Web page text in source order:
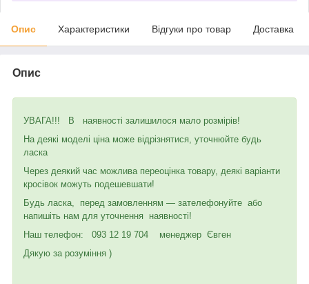
Опис Характеристики Відгуки про товар Доставка
Опис
УВАГА!!! В наявності залишилося мало розмірів!
На деякі моделі ціна може відрізнятися, уточнюйте будь
ласка
Через деякий час можлива переоцінка товару, деякі варіанти
кросівок можуть подешевшати!
Будь ласка, перед замовленням — зателефонуйте або
напишіть нам для уточнення наявності!
Наш телефон: 093 12 19 704 менеджер Євген
Дякую за розуміння )